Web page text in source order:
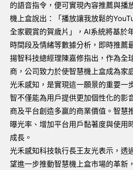
的語音指令，便可實現內容推薦與播
機上盒說出：「播放讓我放鬆的
全家觀賞的賀歲片」，AI系統將基於
時間段及情緒等數據分析，即時推薦
揚智科技總經理陳嘉修指出，作為全
商，公司致力於使智慧機上盒成為家
光禾感知，是實現這一願景的重要一
智不僅能為用戶提供更加個性化的影
商及平台創造多贏的商業價值。智慧
曝光率、增加平台用戶黏著度與使用
成長。
光禾感知科技執行長王友光表示，透
望進一步推動智慧機上盒市場的革新